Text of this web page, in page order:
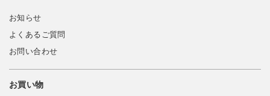
お知らせ
よくあるご質問
お問い合わせ
お買い物